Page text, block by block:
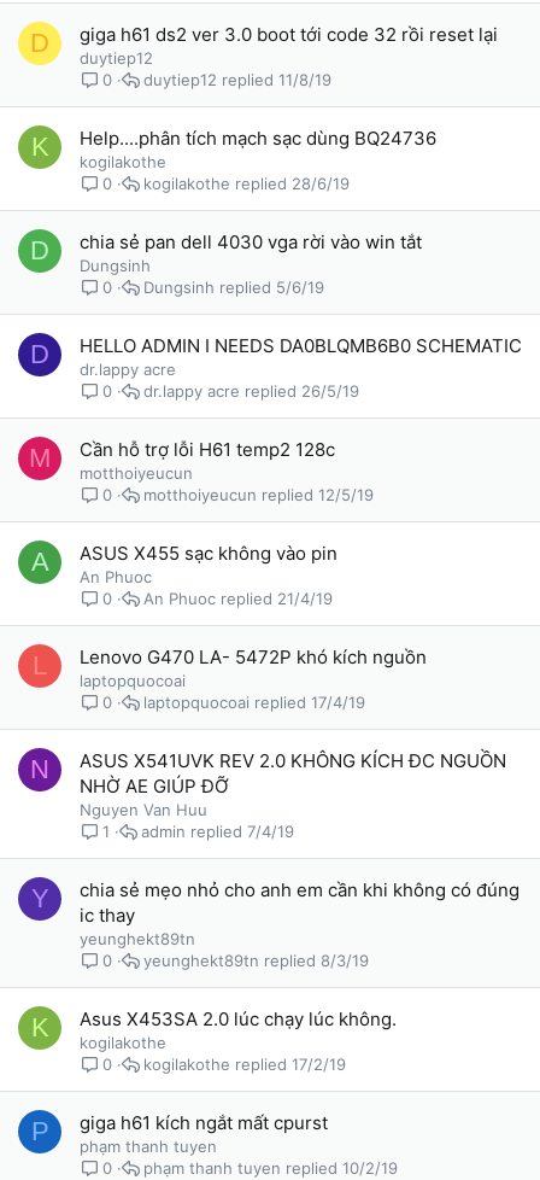
D giga h61 ds2 ver 3.0 boot tới code 32 rồi reset lại
duytiep12
0
11/8/19
duytiep12
K Help....phân tích mạch sạc dùng BQ24736
kogilakothe
0
28/6/19
kogilakothe
D chia sẻ pan dell 4030 vga rời vào win tắt
Dungsinh
0
5/6/19
Dungsinh
D HELLO ADMIN I NEEDS DA0BLQMB6B0 SCHEMATIC
dr.lappy acre
0
26/5/19
dr.lappy acre
M Cần hỗ trợ lỗi H61 temp2 128c
motthoiyeucun
0
12/5/19
motthoiyeucun
A ASUS X455 sạc không vào pin
An Phuoc
0
21/4/19
An Phuoc
L Lenovo G470 LA- 5472P khó kích nguồn
laptopquocoai
0
17/4/19
laptopquocoai
N
ASUS X541UVK REV 2.0 KHÔNG KÍCH ĐC NGUỒN
NHỜ AE GIÚP ĐỠ
Nguyen Van Huu
1
7/4/19
admin
Y
chia sẻ mẹo nhỏ cho anh em cần khi không có đúng
ic thay
yeunghekt89tn
0
8/3/19
yeunghekt89tn
K Asus X453SA 2.0 lúc chạy lúc không.
kogilakothe
0
17/2/19
kogilakothe
P giga h61 kích ngắt mất cpurst
phạm thanh tuyen
0
10/2/19
phạm thanh tuyen